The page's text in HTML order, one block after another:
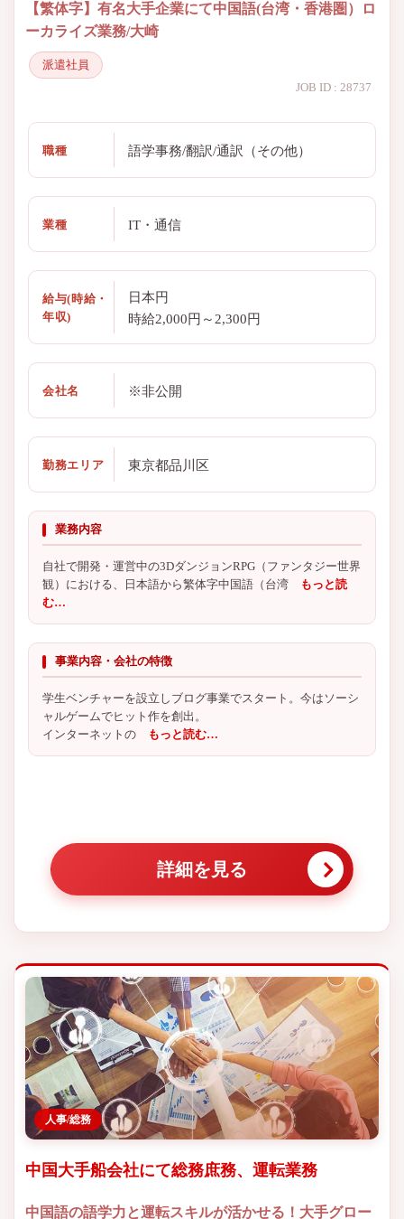
【繁体字】有名大手企業にて中国語(台湾・香港圏）ロ
ーカライズ業務/大崎
派遣社員
JOB ID : 28737
職種 語学事務/翻訳/通訳（その他）
業種 IT・通信
給与(時給・
年収)
日本円
時給2,000円～2,300円
会社名 ※非公開
勤務エリア 東京都品川区
業務内容
自社で開発・運営中の3DダンジョンRPG（ファンタジー世界
観）における、日本語から繁体字中国語（台湾 もっと読
む…
事業内容・会社の特徴
学生ベンチャーを設立しブログ事業でスタート。今はソーシ
ャルゲームでヒット作を創出。
インターネットの もっと読む…
詳細を見る
人事/総務
中国大手船会社にて総務庶務、運転業務
中国語の語学力と運転スキルが活かせる！大手グロー